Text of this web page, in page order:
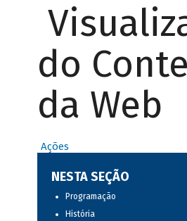
do
da Web
Ações
NESTA SEÇÃO
Programação
História